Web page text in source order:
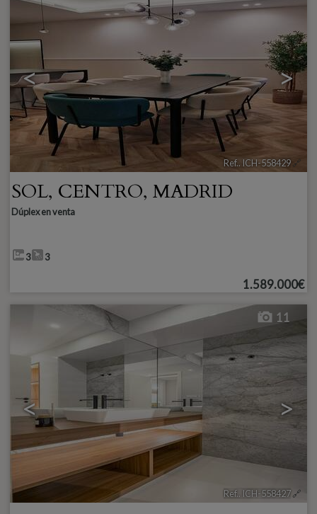
< >
Ref.. ICH-558429🔗
SOL, CENTRO, MADRID
Dúplex en venta
3 3
1.589.000€
< >
11
Ref.. ICH-558427🔗